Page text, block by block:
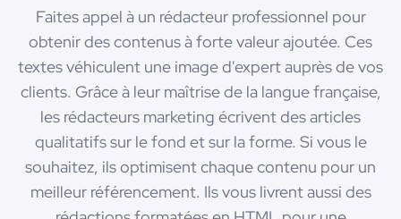
Faites appel à un rédacteur professionnel pour
obtenir des contenus à forte valeur ajoutée. Ces
textes véhiculent une image d'expert auprès de vos
clients. Grâce à leur maîtrise de la langue française,
les rédacteurs marketing écrivent des articles
qualitatifs sur le fond et sur la forme. Si vous le
souhaitez, ils optimisent chaque contenu pour un
meilleur référencement. Ils vous livrent aussi des